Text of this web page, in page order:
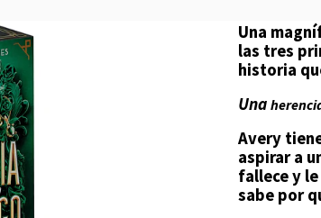
Una
las tres
historia
Una
Avery
aspirar a
fallece y
sabe por